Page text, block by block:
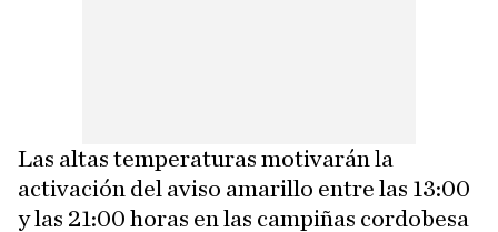
Las altas temperaturas motivarán la
activación del aviso amarillo entre las 13:00
y las 21:00 horas en las campiñas cordobesa